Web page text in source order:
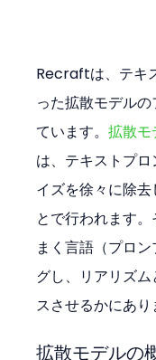
Recraftは、テキ
った拡散モデル
ています。拡散モ
は、テキストプ
イズを徐々に除
とで行われます
まく言語（プロ
グし、リアリズ
スさせるかにあり
拡散モデルの